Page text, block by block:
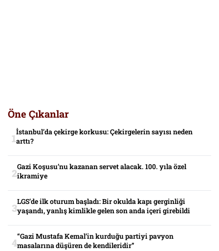
Öne Çıkanlar
İstanbul’da çekirge korkusu: Çekirgelerin sayısı neden
arttı?
Gazi Koşusu’nu kazanan servet alacak. 100. yıla özel
ikramiye
LGS’de ilk oturum başladı: Bir okulda kapı gerginliği
yaşandı, yanlış kimlikle gelen son anda içeri girebildi
“Gazi Mustafa Kemal’in kurduğu partiyi pavyon
masalarına düşüren de kendileridir”